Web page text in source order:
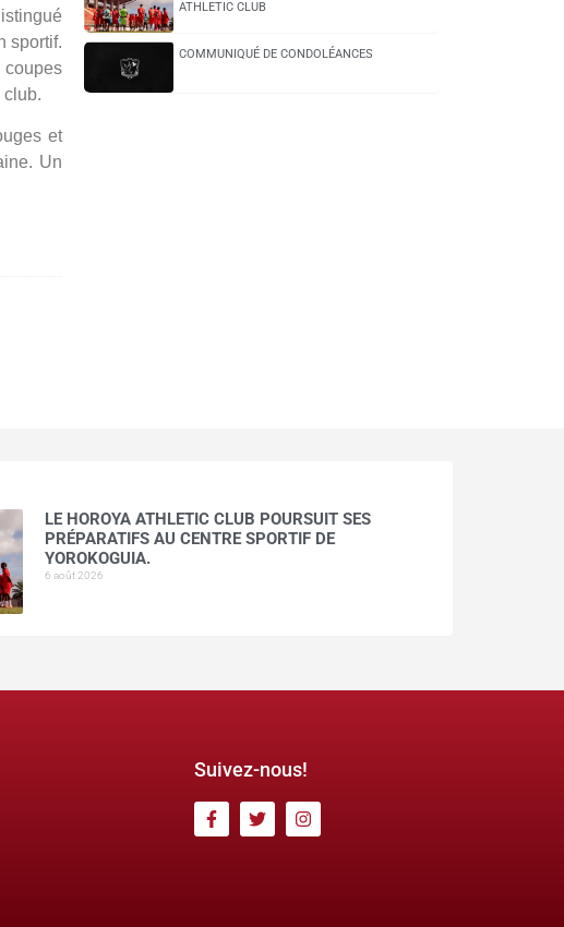
sportif.
club.
et
Un
ATHLETIC CLUB
COMMUNIQUÉ DE CONDOLÉANCES
LE HOROYA ATHLETIC CLUB POURSUIT SES
PRÉPARATIFS AU CENTRE SPORTIF DE
YOROKOGUIA.
6 août 2026
Suivez-nous!